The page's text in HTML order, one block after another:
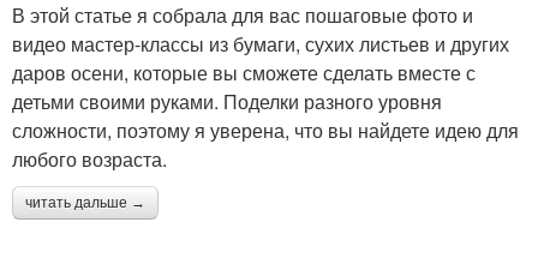
В этой статье я собрала для вас пошаговые фото и
видео мастер-классы из бумаги, сухих листьев и других
даров осени, которые вы сможете сделать вместе с
детьми своими руками. Поделки разного уровня
сложности, поэтому я уверена, что вы найдете идею для
любого возраста.
читать дальше →